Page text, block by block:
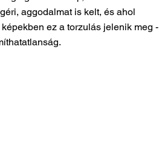
aggodalmat is kelt, és ahol
ez a torzulás jelenik meg -